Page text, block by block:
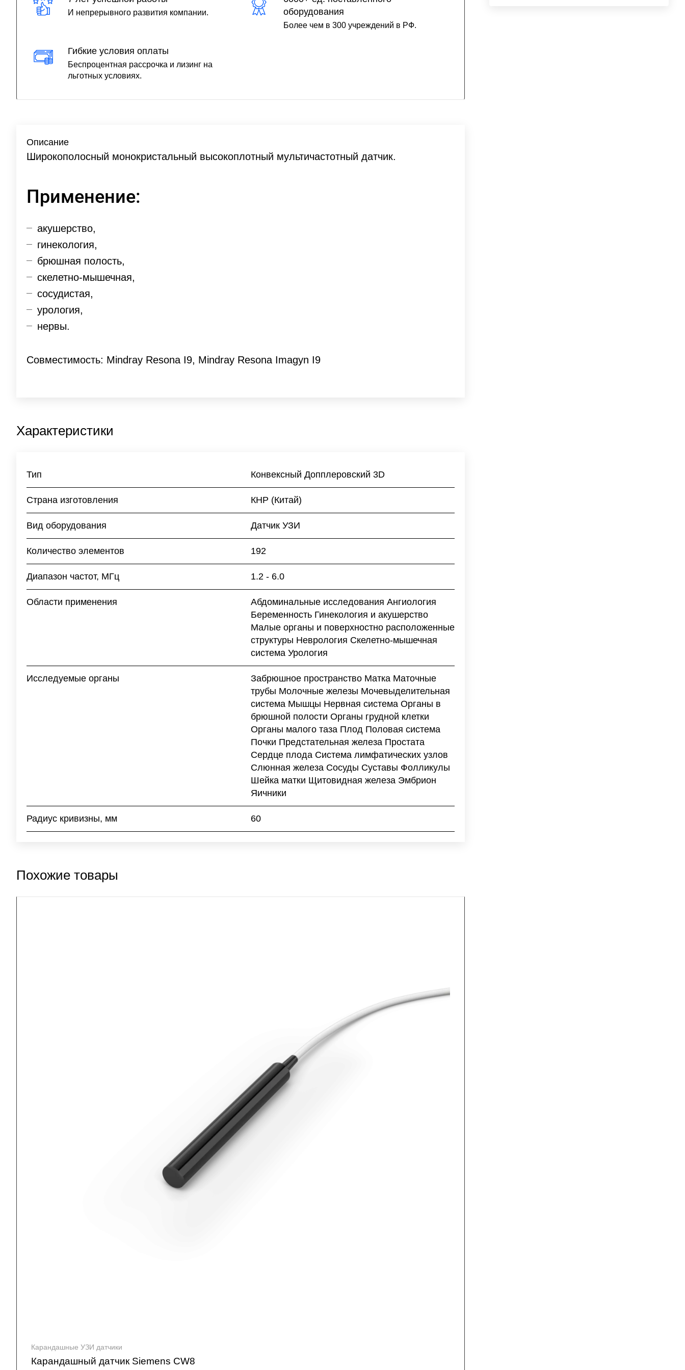
И непрерывного развития компании.
оборудования
Более чем в 300 учреждений в РФ.
Гибкие условия оплаты
Беспроцентная рассрочка и лизинг на
льготных условиях.
Описание
Широкополосный монокристальный высокоплотный мультичастотный датчик.
Применение:
акушерство,
гинекология,
брюшная полость,
скелетно-мышечная,
сосудистая,
урология,
нервы.
Совместимость: Mindray Resona I9, Mindray Resona Imagyn I9
Характеристики
Тип Конвексный Допплеровский 3D
Страна изготовления КНР (Китай)
Вид оборудования Датчик УЗИ
Количество элементов 192
Диапазон частот, МГц 1.2 - 6.0
Области применения
Абдоминальные исследования Ангиология
Беременность Гинекология и акушерство
Малые органы и поверхностно расположенные
структуры Неврология Скелетно-мышечная
система Урология
Исследуемые органы
Забрюшное пространство Матка Маточные
трубы Молочные железы Мочевыделительная
система Мышцы Нервная система Органы в
брюшной полости Органы грудной клетки
Органы малого таза Плод Половая система
Почки Предстательная железа Простата
Сердце плода Система лимфатических узлов
Слюнная железа Сосуды Суставы Фолликулы
Шейка матки Щитовидная железа Эмбрион
Яичники
Радиус кривизны, мм 60
Похожие товары
Карандашные УЗИ датчики
Карандашный датчик Siemens CW8